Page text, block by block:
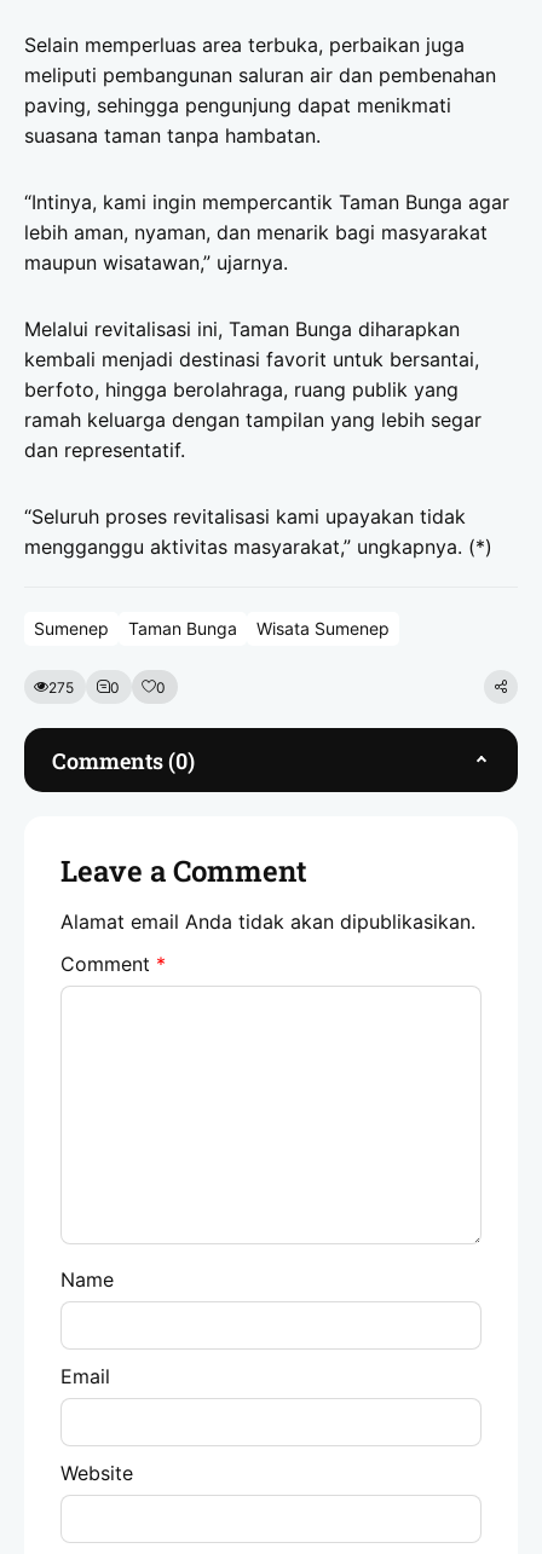
Selain memperluas area terbuka, perbaikan juga
meliputi pembangunan saluran air dan pembenahan
paving, sehingga pengunjung dapat menikmati
suasana taman tanpa hambatan.
“Intinya, kami ingin mempercantik Taman Bunga agar
lebih aman, nyaman, dan menarik bagi masyarakat
maupun wisatawan,” ujarnya.
Melalui revitalisasi ini, Taman Bunga diharapkan
kembali menjadi destinasi favorit untuk bersantai,
berfoto, hingga berolahraga, ruang publik yang
ramah keluarga dengan tampilan yang lebih segar
dan representatif.
“Seluruh proses revitalisasi kami upayakan tidak
mengganggu aktivitas masyarakat,” ungkapnya. (*)
Sumenep Taman Bunga Wisata Sumenep
275 0 0
Comments (0)
Leave a Comment
Alamat email Anda tidak akan dipublikasikan.
Comment *
Name
Email
Website